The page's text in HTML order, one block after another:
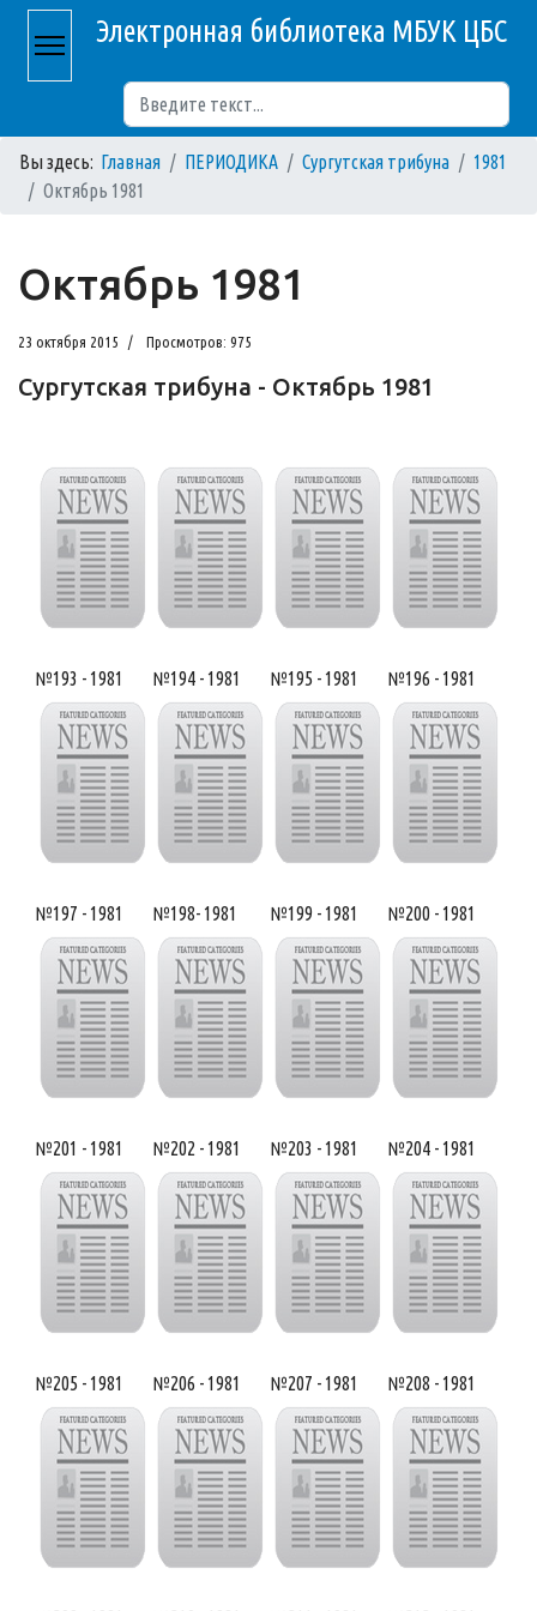
Электронная библиотека МБУК ЦБС
Вы здесь: Главная ПЕРИОДИКА Сургутская трибуна
1981
Октябрь 1981
Октябрь 1981
23 октября 2015 Просмотров: 975
Сургутская трибуна - Октябрь 1981
№193 - 1981 №194 - 1981 №195 - 1981 №196 - 1981
№197 - 1981 №198- 1981 №199 - 1981 №200 - 1981
№201 - 1981 №202 - 1981 №203 - 1981 №204 - 1981
№205 - 1981 №206 - 1981 №207 - 1981 №208 - 1981